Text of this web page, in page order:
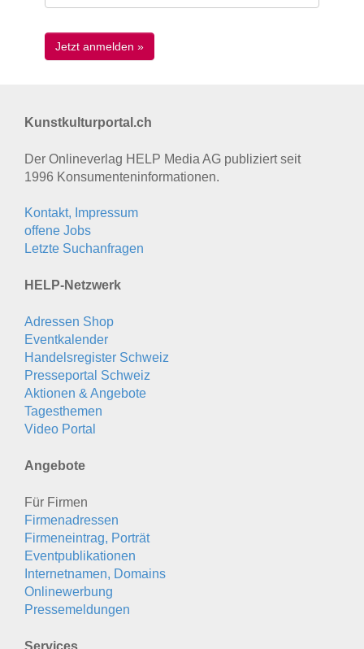
Kunstkulturportal.ch
Der Onlineverlag HELP Media AG publiziert seit
1996 Konsumenten­informationen.
Kontakt, Impressum
offene Jobs
Letzte Suchanfragen
HELP-Netzwerk
Adressen Shop
Eventkalender
Handelsregister Schweiz
Presseportal Schweiz
Aktionen & Angebote
Tagesthemen
Video Portal
Angebote
Für Firmen
Firmenadressen
Firmeneintrag, Porträt
Eventpublikationen
Internetnamen, Domains
Onlinewerbung
Pressemeldungen
Services